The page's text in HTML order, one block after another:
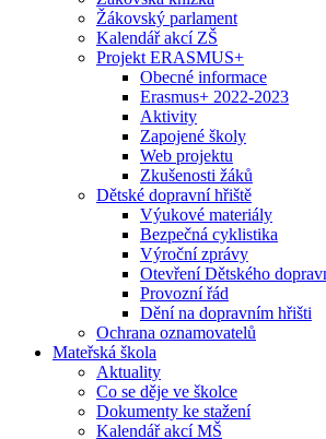
Žákovský parlament
Kalendář akcí ZŠ
Projekt ERASMUS+
Obecné informace
Erasmus+ 2022-2023
Aktivity
Zapojené školy
Web projektu
Zkušenosti žáků
Dětské dopravní hřiště
Výukové materiály
Bezpečná cyklistika
Výroční zprávy
Otevření Dětského
Provozní řád
Dění na dopravním hřišti
Ochrana oznamovatelů
Mateřská škola
Aktuality
Co se děje ve školce
Dokumenty ke stažení
Kalendář akcí MŠ